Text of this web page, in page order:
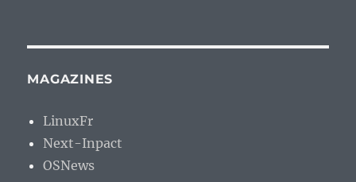
MAGAZINES
LinuxFr
Next-Inpact
OSNews